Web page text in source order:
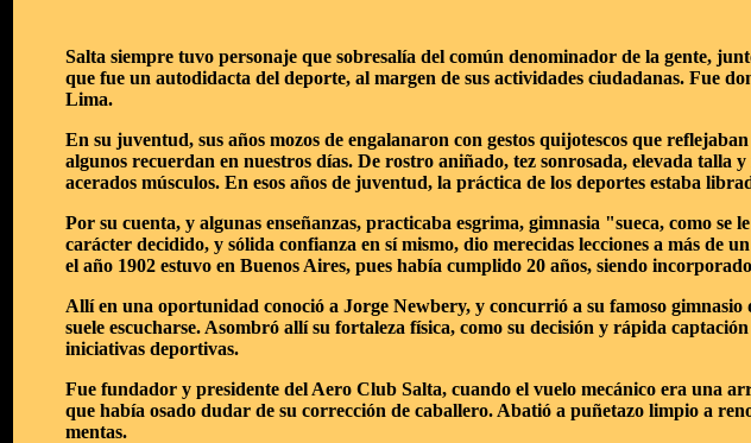
Salta siempre tuvo personaje que sobresalía del común denominador de la gente,
que fue un autodidacta del deporte, al margen de sus actividades ciudadanas. Fue
Lima.
En su juventud, sus años mozos de engalanaron con gestos quijotescos que
algunos recuerdan en nuestros días. De rostro aniñado, tez sonrosada, elevada talla
acerados músculos. En esos años de juventud, la práctica de los deportes estaba
Por su cuenta, y algunas enseñanzas, practicaba esgrima, gimnasia "sueca, como
carácter decidido, y sólida confianza en sí mismo, dio merecidas lecciones a más de
el año 1902 estuvo en Buenos Aires, pues había cumplido 20 años, siendo
Allí en una oportunidad conoció a Jorge Newbery, y concurrió a su famoso
suele escucharse. Asombró allí su fortaleza física, como su decisión y rápida
iniciativas deportivas.
Fue fundador y presidente del Aero Club Salta, cuando el vuelo mecánico era una
que había osado dudar de su corrección de caballero. Abatió a puñetazo limpio a
mentas.